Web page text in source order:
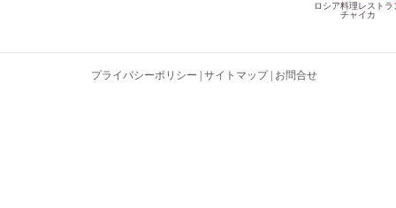
ロシア料理レストラ
チャイカ
プライバシーポリシー サイトマップ| お問合せ